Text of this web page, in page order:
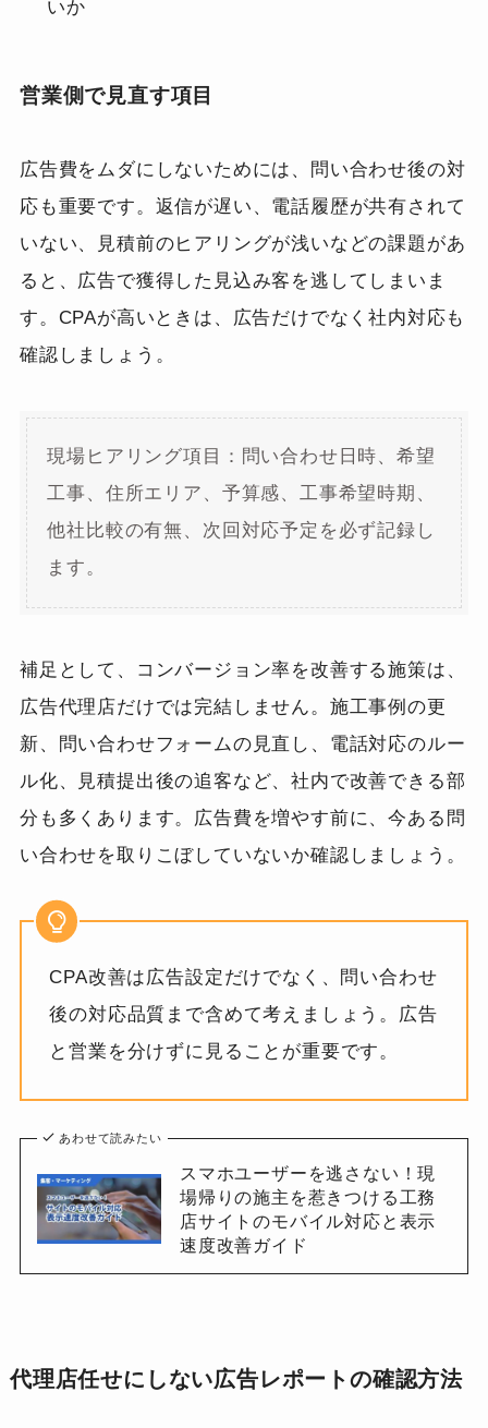
いか
営業側で見直す項目
広告費をムダにしないためには、問い合わせ後の対
応も重要です。返信が遅い、電話履歴が共有されて
いない、見積前のヒアリングが浅いなどの課題があ
ると、広告で獲得した見込み客を逃してしまいま
す。CPAが高いときは、広告だけでなく社内対応も
確認しましょう。
現場ヒアリング項目：問い合わせ日時、希望
工事、住所エリア、予算感、工事希望時期、
他社比較の有無、次回対応予定を必ず記録し
ます。
補足として、コンバージョン率を改善する施策は、
広告代理店だけでは完結しません。施工事例の更
新、問い合わせフォームの見直し、電話対応のルー
ル化、見積提出後の追客など、社内で改善できる部
分も多くあります。広告費を増やす前に、今ある問
い合わせを取りこぼしていないか確認しましょう。
CPA改善は広告設定だけでなく、問い合わせ
後の対応品質まで含めて考えましょう。広告
と営業を分けずに見ることが重要です。
あわせて読みたい
スマホユーザーを逃さない！現
場帰りの施主を惹きつける工務
店サイトのモバイル対応と表示
速度改善ガイド
代理店任せにしない広告レポートの確認方法